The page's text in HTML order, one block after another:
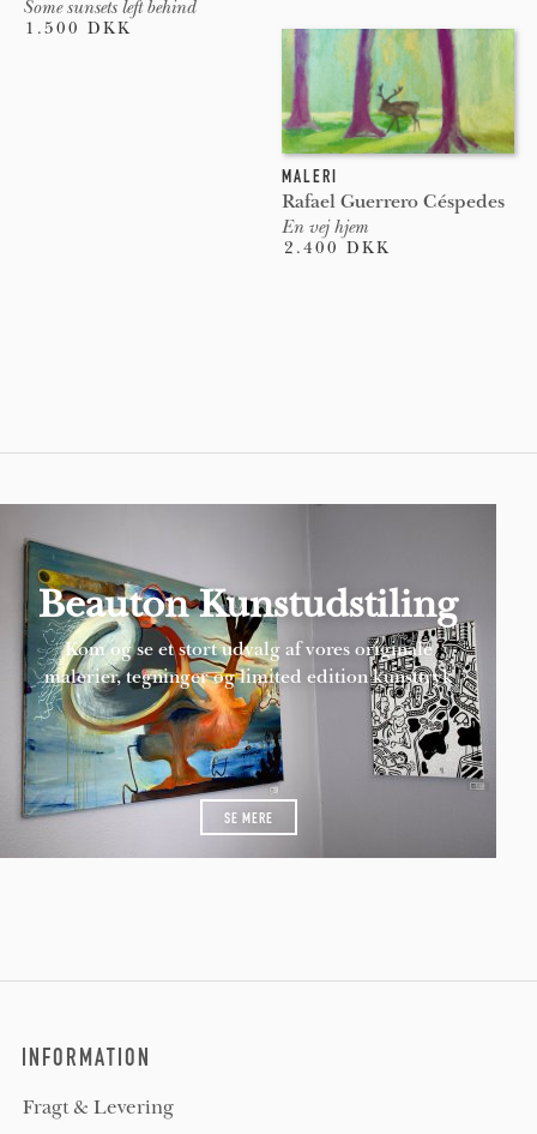
Some sunsets left behind
1.500 DKK
MALERI
Rafael Guerrero Céspedes
En vej hjem
2.400 DKK
Beauton Kunstudstiling
Kom og se et stort udvalg af vores originale
malerier, tegninger og limited edition kunsttryk
SE MERE
INFORMATION
Fragt & Levering